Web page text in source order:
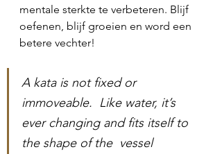
mentale sterkte te verbeteren. Blijf
oefenen, blijf groeien en word een
betere vechter!
A kata is not fixed or
immoveable.  Like water, it’s
ever changing and fits itself to
the shape of the  vessel